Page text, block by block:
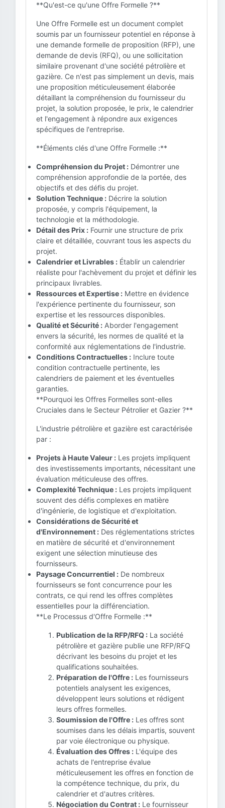
**Qu'est-ce qu'une Offre Formelle ?**
Une Offre Formelle est un document complet
soumis par un fournisseur potentiel en réponse à
une demande formelle de proposition (RFP), une
demande de devis (RFQ), ou une sollicitation
similaire provenant d'une société pétrolière et
gazière. Ce n'est pas simplement un devis, mais
une proposition méticuleusement élaborée
détaillant la compréhension du fournisseur du
projet, la solution proposée, le prix, le calendrier
et l'engagement à répondre aux exigences
spécifiques de l'entreprise.
**Éléments clés d'une Offre Formelle :**
Compréhension du Projet : Démontrer une
compréhension approfondie de la portée, des
objectifs et des défis du projet.
Solution Technique : Décrire la solution
proposée, y compris l'équipement, la
technologie et la méthodologie.
Détail des Prix : Fournir une structure de prix
claire et détaillée, couvrant tous les aspects du
projet.
Calendrier et Livrables : Établir un calendrier
réaliste pour l'achèvement du projet et définir les
principaux livrables.
Ressources et Expertise : Mettre en évidence
l'expérience pertinente du fournisseur, son
expertise et les ressources disponibles.
Qualité et Sécurité : Aborder l'engagement
envers la sécurité, les normes de qualité et la
conformité aux réglementations de l'industrie.
Conditions Contractuelles : Inclure toute
condition contractuelle pertinente, les
calendriers de paiement et les éventuelles
garanties.
**Pourquoi les Offres Formelles sont-elles
Cruciales dans le Secteur Pétrolier et Gazier ?**
L'industrie pétrolière et gazière est caractérisée
par :
Projets à Haute Valeur : Les projets impliquent
des investissements importants, nécessitant une
évaluation méticuleuse des offres.
Complexité Technique : Les projets impliquent
souvent des défis complexes en matière
d'ingénierie, de logistique et d'exploitation.
Considérations de Sécurité et
d'Environnement : Des réglementations strictes
en matière de sécurité et d'environnement
exigent une sélection minutieuse des
fournisseurs.
Paysage Concurrentiel : De nombreux
fournisseurs se font concurrence pour les
contrats, ce qui rend les offres complètes
essentielles pour la différenciation.
**Le Processus d'Offre Formelle :**
Publication de la RFP/RFQ : La société
pétrolière et gazière publie une RFP/RFQ
décrivant les besoins du projet et les
qualifications souhaitées.
Préparation de l'Offre : Les fournisseurs
potentiels analysent les exigences,
développent leurs solutions et rédigent
leurs offres formelles.
Soumission de l'Offre : Les offres sont
soumises dans les délais impartis, souvent
par voie électronique ou physique.
Évaluation des Offres : L'équipe des
achats de l'entreprise évalue
méticuleusement les offres en fonction de
la compétence technique, du prix, du
calendrier et d'autres critères.
Négociation du Contrat : Le fournisseur